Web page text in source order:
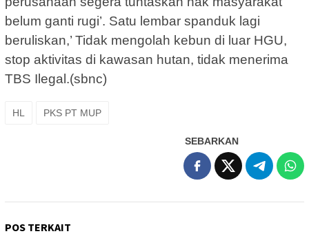
belum ganti rugi’. Satu lembar spanduk lagi
beruliskan,’ Tidak mengolah kebun di luar HGU,
stop aktivitas di kawasan hutan, tidak menerima
TBS Ilegal.(sbnc)
HL PKS PT MUP
SEBARKAN
POS TERKAIT